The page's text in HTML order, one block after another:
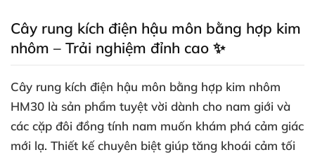
Cây rung kích điện hậu môn bằng hợp kim
nhôm – Trải nghiệm đỉnh cao ✨
Cây rung kích điện hậu môn bằng hợp kim nhôm
HM30 là sản phẩm tuyệt vời dành cho nam giới và
các cặp đôi đồng tính nam muốn khám phá cảm giác
mới lạ. Thiết kế chuyên biệt giúp tăng khoái cảm tối